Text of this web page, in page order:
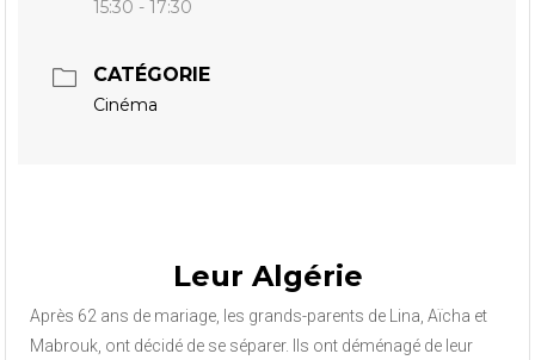
15:30 - 17:30
CATÉGORIE
Cinéma
Leur Algérie
Après 62 ans de mariage, les grands-parents de Lina, Aïcha et
Mabrouk, ont décidé de se séparer. Ils ont déménagé de leur